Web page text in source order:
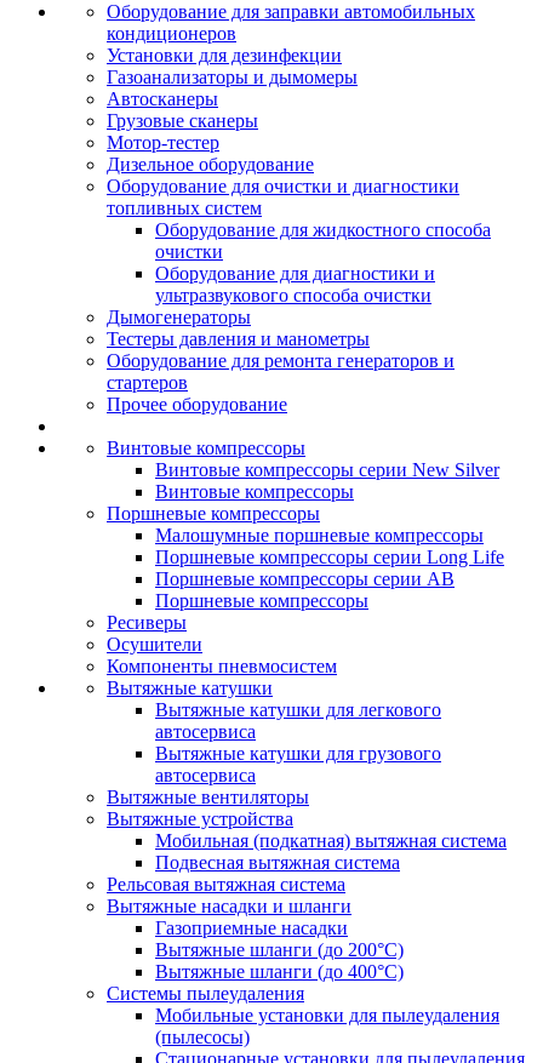
Оборудование для заправки автомобильных
кондиционеров
Установки для дезинфекции
Газоанализаторы и дымомеры
Автосканеры
Грузовые сканеры
Мотор-тестер
Дизельное оборудование
Оборудование для очистки и диагностики
топливных систем
Оборудование для жидкостного способа
очистки
Оборудование для диагностики и
ультразвукового способа очистки
Дымогенераторы
Тестеры давления и манометры
Оборудование для ремонта генераторов и
стартеров
Прочее оборудование
Винтовые компрессоры
Винтовые компрессоры серии New Silver
Винтовые компрессоры
Поршневые компрессоры
Малошумные поршневые компрессоры
Поршневые компрессоры серии Long Life
Поршневые компрессоры серии AB
Поршневые компрессоры
Ресиверы
Осушители
Компоненты пневмосистем
Вытяжные катушки
Вытяжные катушки для легкового
автосервиса
Вытяжные катушки для грузового
автосервиса
Вытяжные вентиляторы
Вытяжные устройства
Мобильная (подкатная) вытяжная система
Подвесная вытяжная система
Рельсовая вытяжная система
Вытяжные насадки и шланги
Газоприемные насадки
Вытяжные шланги (до 200°C)
Вытяжные шланги (до 400°C)
Системы пылеудаления
Мобильные установки для пылеудаления
(пылесосы)
Стационарные установки для пылеудаления